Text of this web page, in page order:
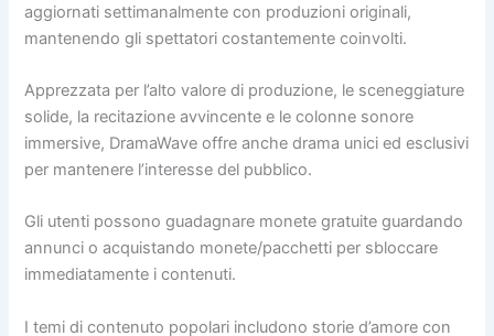
aggiornati settimanalmente con produzioni originali,
mantenendo gli spettatori costantemente coinvolti.
Apprezzata per l’alto valore di produzione, le sceneggiature
solide, la recitazione avvincente e le colonne sonore
immersive, DramaWave offre anche drama unici ed esclusivi
per mantenere l’interesse del pubblico.
Gli utenti possono guadagnare monete gratuite guardando
annunci o acquistando monete/pacchetti per sbloccare
immediatamente i contenuti.
I temi di contenuto popolari includono storie d’amore con